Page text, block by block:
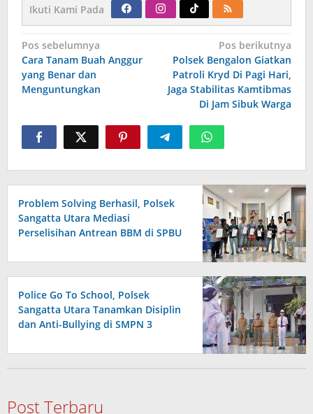
Ikuti Kami Pada
Navigasi
pos
Pos sebelumnya
Cara Tanam Buah Anggur
yang Benar dan
Menguntungkan
Pos berikutnya
Polsek Bengalon Giatkan
Patroli Kryd Di Pagi Hari,
Jaga Stabilitas Kamtibmas
Di Jam Sibuk Warga
Problem Solving Berhasil, Polsek
Sangatta Utara Mediasi
Perselisihan Antrean BBM di SPBU
Police Go To School, Polsek
Sangatta Utara Tanamkan Disiplin
dan Anti-Bullying di SMPN 3
Post Terbaru